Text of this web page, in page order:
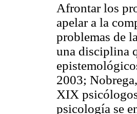
Afrontar los
apelar a la
problemas de
una disciplina
2003;
XIX
psicología se